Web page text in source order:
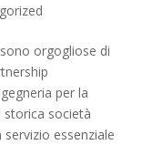
orgogliose di
per la
storica società
essenziale